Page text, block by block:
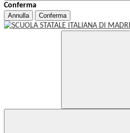
Conferma
Annulla Conferma